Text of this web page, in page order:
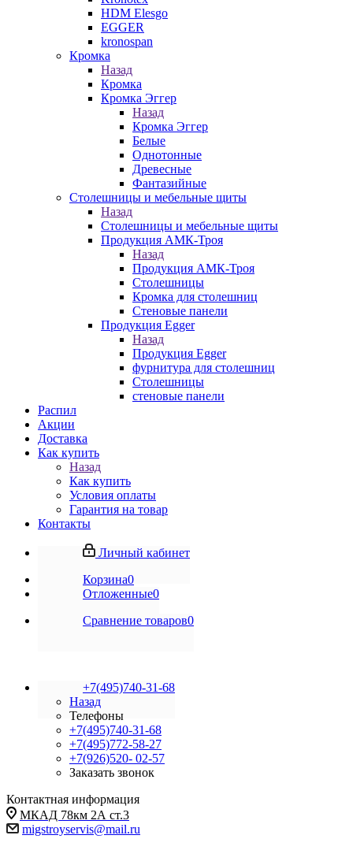
HDM Elesgo
EGGER
kronospan
Кромка
Назад
Кромка
Кромка Эггер
Назад
Кромка Эггер
Белые
Однотонные
Древесные
Фантазийные
Столешницы и мебельные щиты
Назад
Столешницы и мебельные щиты
Продукция АМК-Троя
Назад
Продукция АМК-Троя
Столешницы
Кромка для столешниц
Стеновые панели
Продукция Egger
Назад
Продукция Egger
фурнитура для столешниц
Столешницы
стеновые панели
Распил
Акции
Доставка
Как купить
Назад
Как купить
Условия оплаты
Гарантия на товар
Контакты
Личный кабинет
Корзина0
Отложенные0
Сравнение товаров0
+7(495)740-31-68
Назад
Телефоны
+7(495)740-31-68
+7(495)772-58-27
+7(926)520- 02-57
Заказать звонок
Контактная информация
МКАД 78км 2А ст.3
migstroyservis@mail.ru